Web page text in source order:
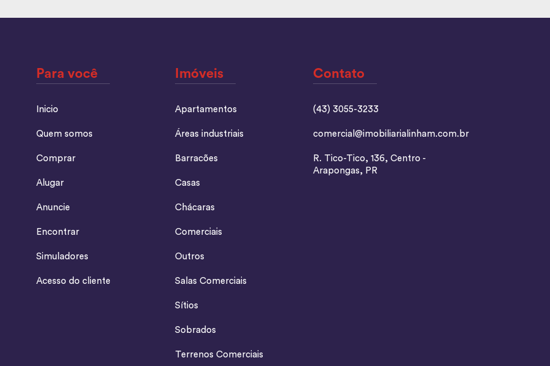
Para você
Inicio
Quem somos
Comprar
Alugar
Anuncie
Encontrar
Simuladores
Acesso do cliente
Imóveis
Apartamentos
Áreas industriais
Barracões
Casas
Chácaras
Comerciais
Outros
Salas Comerciais
Sítios
Sobrados
Terrenos Comerciais
Contato
(43) 3055-3233
comercial@imobiliarialinham.com.br
R. Tico-Tico, 136, Centro -
Arapongas, PR